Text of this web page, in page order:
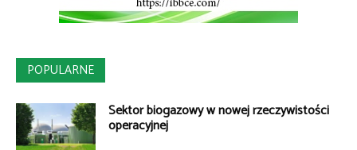
POPULARNE
Sektor biogazowy w nowej rzeczywistości
operacyjnej